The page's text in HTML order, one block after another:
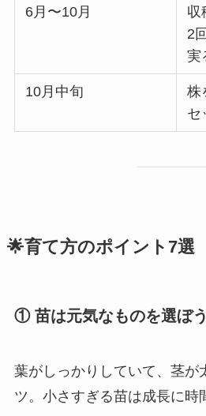
6月〜10月
収
2
実
10月中旬
株
セ
🌟育て方のポイント7選
① 苗は元気なものを選ぼう
葉がしっかりしていて、茎が
ツ。小さすぎる苗は成長に時